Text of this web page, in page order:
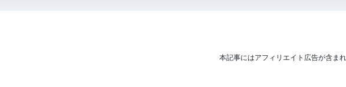
本記事にはアフィリエイト広告が含まれ